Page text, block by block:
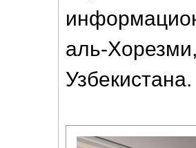
аль-
Узбекистана.